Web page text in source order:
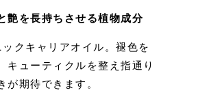
艶を長持ちさせる植物成分
クキャリアオイル。褪色を
キューティクルを整え指通り
が期待できます。